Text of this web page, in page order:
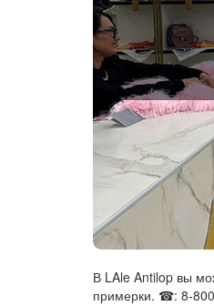
В LAle Antilop вы
примерки. ☎: 8-